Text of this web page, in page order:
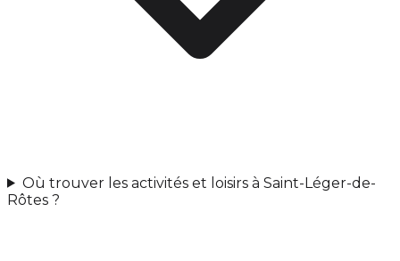
Où trouver les activités et loisirs à Saint-Léger-de-
Rôtes ?